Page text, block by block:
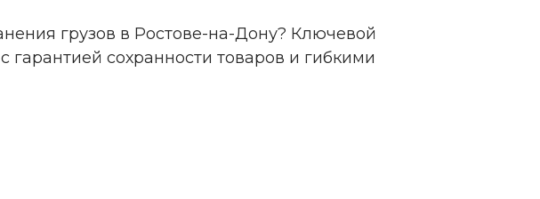
грузов в Ростове-на-Дону? Ключевой
сохранности товаров и гибкими